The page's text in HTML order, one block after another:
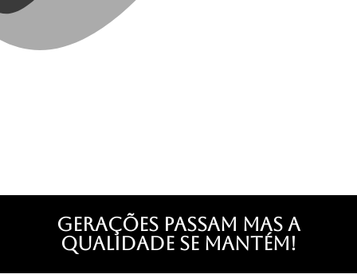
Gerações passam mas a
qualidade se mantém!